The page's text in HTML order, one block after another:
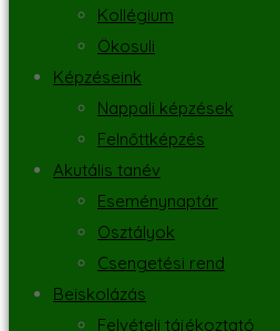
Kollégium
Ökosuli
Képzéseink
Nappali képzések
Felnőttképzés
Akutális tanév
Eseménynaptár
Osztályok
Csengetési rend
Beiskolázás
Felvételi tájékoztató